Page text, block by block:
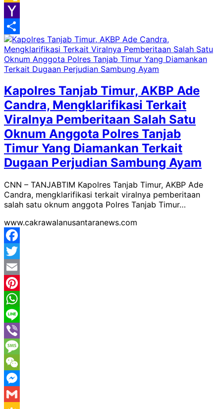
Google
Classroom
Yahoo
Mail
Share
Kapolres Tanjab Timur, AKBP Ade
Candra, Mengklarifikasi Terkait
Viralnya Pemberitaan Salah Satu
Oknum Anggota Polres Tanjab
Timur Yang Diamankan Terkait
Dugaan Perjudian Sambung Ayam
CNN – TANJABTIM Kapolres Tanjab Timur, AKBP Ade
Candra, mengklarifikasi terkait viralnya pemberitaan
salah satu oknum anggota Polres Tanjab Timur…
www.cakrawalanusantaranews.com
Facebook
Twitter
Email
Pinterest
WhatsApp
Line
Viber
Message
WeChat
Messenger